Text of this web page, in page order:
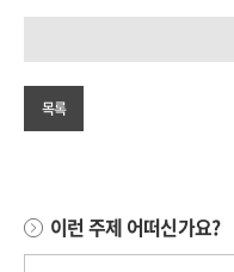
목록
이런 주제 어떠신가요?